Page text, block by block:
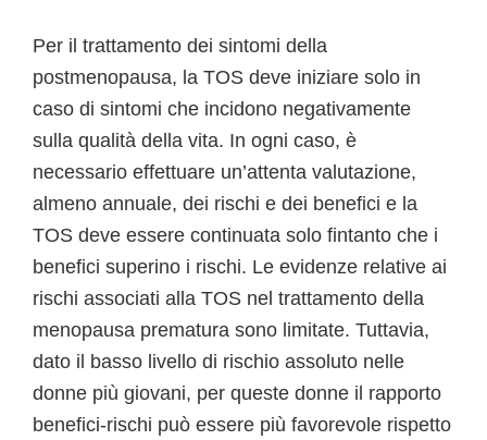
Per il trattamento dei sintomi della
postmenopausa, la TOS deve iniziare solo in
caso di sintomi che incidono negativamente
sulla qualità della vita. In ogni caso, è
necessario effettuare un’attenta valutazione,
almeno annuale, dei rischi e dei benefici e la
TOS deve essere continuata solo fintanto che i
benefici superino i rischi. Le evidenze relative ai
rischi associati alla TOS nel trattamento della
menopausa prematura sono limitate. Tuttavia,
dato il basso livello di rischio assoluto nelle
donne più giovani, per queste donne il rapporto
benefici-rischi può essere più favorevole rispetto